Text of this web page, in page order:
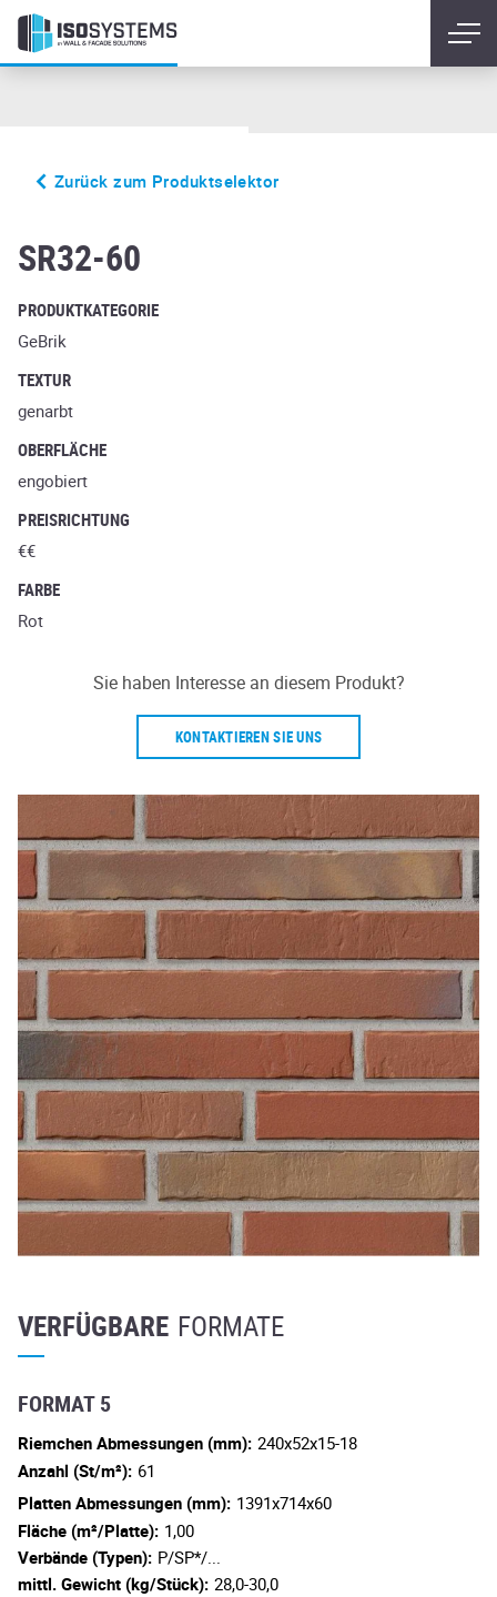
Zurück zum Produktselektor
SR32-60
PRODUKTKATEGORIE
GeBrik
TEXTUR
genarbt
OBERFLÄCHE
engobiert
PREISRICHTUNG
€€
FARBE
Rot
Sie haben Interesse an diesem Produkt?
KONTAKTIEREN SIE UNS
VERFÜGBARE FORMATE
FORMAT 5
Riemchen Abmessungen (mm): 240x52x15-18
Anzahl (St/m²): 61
Platten Abmessungen (mm): 1391x714x60
Fläche (m²/Platte): 1,00
Verbände (Typen): P/SP*/...
mittl. Gewicht (kg/Stück): 28,0-30,0